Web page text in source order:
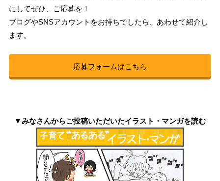
にしてぜひ、ご応募を！
ブログやSNSアカウントをお持ちでしたら、あわせて紹介し
ます。
応募フォームはこちら
▼みなさんからご投稿いただいたイラスト・マンガを読む